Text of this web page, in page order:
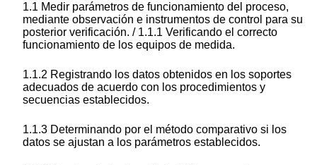
1.1 Medir parámetros de funcionamiento del proceso,
mediante observación e instrumentos de control para su
posterior verificación. / 1.1.1 Verificando el correcto
funcionamiento de los equipos de medida.
1.1.2 Registrando los datos obtenidos en los soportes
adecuados de acuerdo con los procedimientos y
secuencias establecidos.
1.1.3 Determinando por el método comparativo si los
datos se ajustan a los parámetros establecidos.